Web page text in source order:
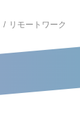
リモートワーク